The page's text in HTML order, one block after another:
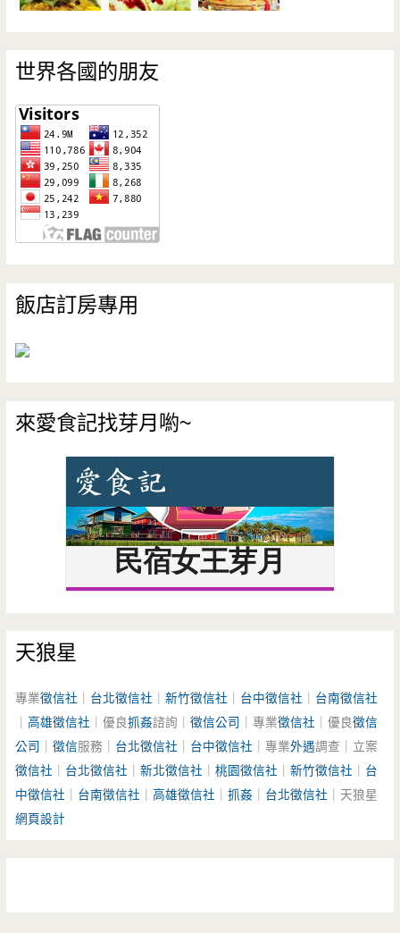
世界各國的朋友
飯店訂房專用
來愛食記找芽月喲~
天狼星
專業徵信社 台北徵信社 ｜新竹徵信社 台中徵信社
台南徵信社
｜高雄徵信社 ｜優良抓姦諮詢｜徵信公司 ｜專業徵信社 ｜優良徵信
公司 ｜徵信服務｜ 台北徵信社 台中徵信社 ｜專業外遇調查｜立案
徵信社
台北徵信社 ｜新北徵信社 ｜桃園徵信社 ｜新竹徵信社
台
中徵信社
台南徵信社 ｜高雄徵信社 ｜抓姦 台北徵信社 ｜天狼星
網頁設計